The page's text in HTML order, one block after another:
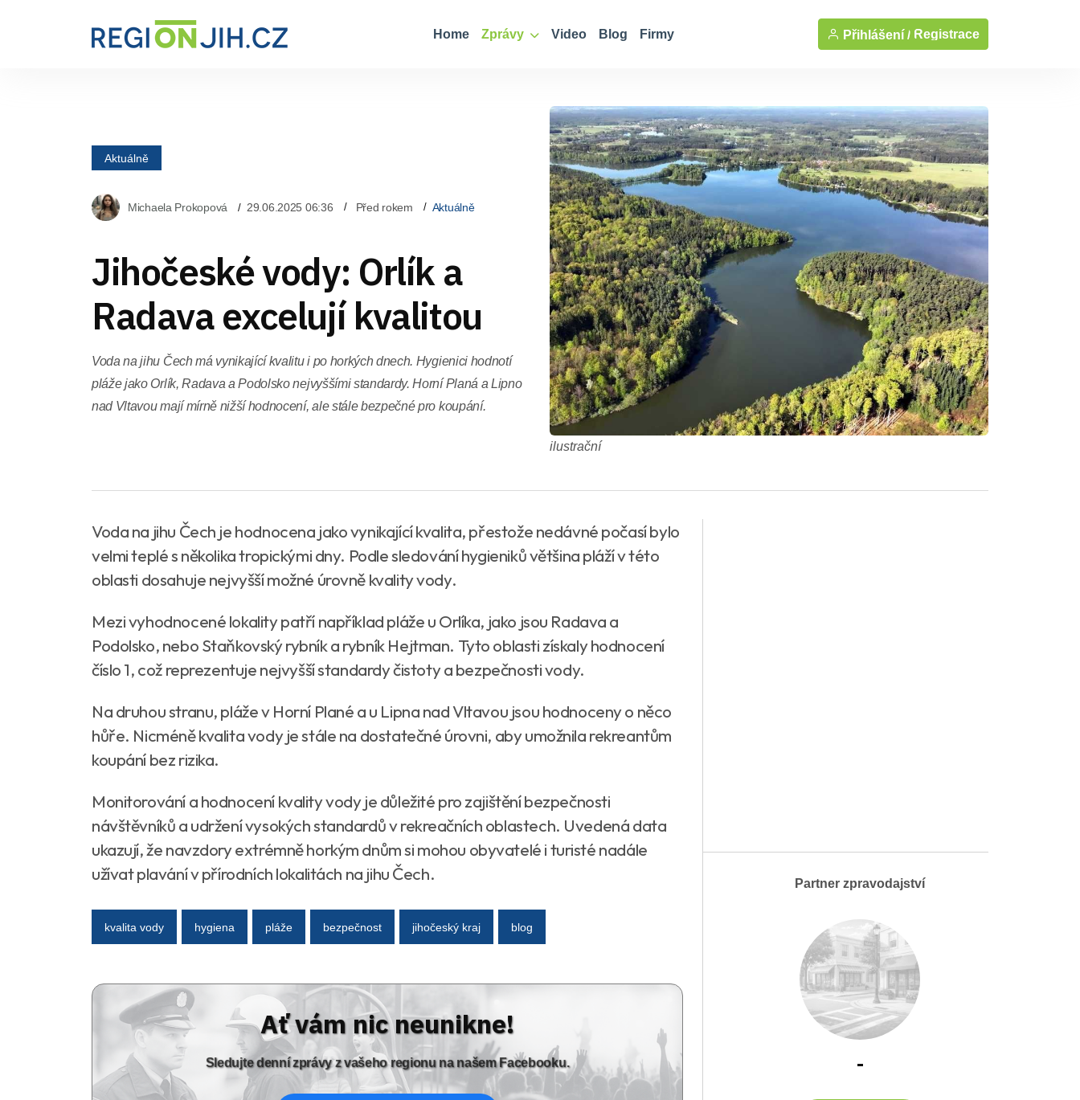
Home Zprávy Video Blog Firmy Přihlášení / Registrace
Aktuálně
Michaela Prokopová 29.06.2025 06:36 Před rokem Aktuálně
Jihočeské vody: Orlík a
Radava excelují kvalitou
Voda na jihu Čech má vynikající kvalitu i po horkých dnech. Hygienici hodnotí
pláže jako Orlík, Radava a Podolsko nejvyššími standardy. Horní Planá a Lipno
nad Vltavou mají mírně nižší hodnocení, ale stále bezpečné pro koupání.
ilustrační
Voda na jihu Čech je hodnocena jako vynikající kvalita, přestože nedávné počasí bylo
velmi teplé s několika tropickými dny. Podle sledování hygieniků většina pláží v této
oblasti dosahuje nejvyšší možné úrovně kvality vody.
Mezi vyhodnocené lokality patří například pláže u Orlíka, jako jsou Radava a
Podolsko, nebo Staňkovský rybník a rybník Hejtman. Tyto oblasti získaly hodnocení
číslo 1, což reprezentuje nejvyšší standardy čistoty a bezpečnosti vody.
Na druhou stranu, pláže v Horní Plané a u Lipna nad Vltavou jsou hodnoceny o něco
hůře. Nicméně kvalita vody je stále na dostatečné úrovni, aby umožnila rekreantům
koupání bez rizika.
Monitorování a hodnocení kvality vody je důležité pro zajištění bezpečnosti
návštěvníků a udržení vysokých standardů v rekreačních oblastech. Uvedená data
ukazují, že navzdory extrémně horkým dnům si mohou obyvatelé i turisté nadále
užívat plavání v přírodních lokalitách na jihu Čech.
kvalita vody hygiena pláže bezpečnost jihočeský kraj blog
Ať vám nic neunikne!
Sledujte denní zprávy z vašeho regionu na našem Facebooku.
Partner zpravodajství
-